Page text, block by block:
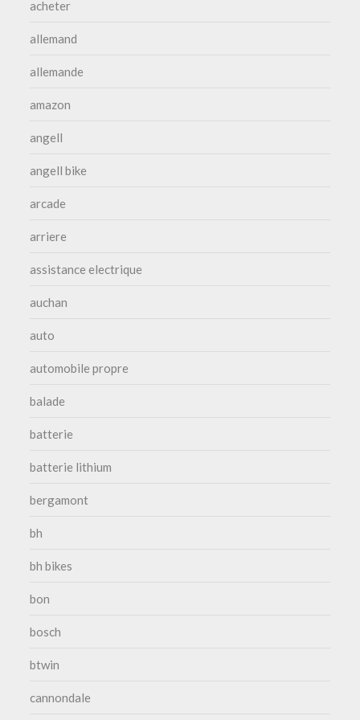
acheter
allemand
allemande
amazon
angell
angell bike
arcade
arriere
assistance electrique
auchan
auto
automobile propre
balade
batterie
batterie lithium
bergamont
bh
bh bikes
bon
bosch
btwin
cannondale